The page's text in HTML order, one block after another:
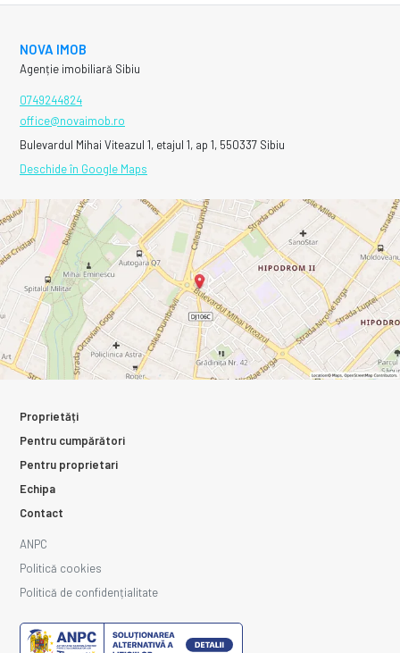
NOVA IMOB
Agenție imobiliară Sibiu
0749244824
office@novaimob.ro
Bulevardul Mihai Viteazul 1, etajul 1, ap 1, 550337 Sibiu
Deschide în Google Maps
Proprietăți
Pentru cumpărători
Pentru proprietari
Echipa
Contact
ANPC
Politică cookies
Politică de confidențialitate